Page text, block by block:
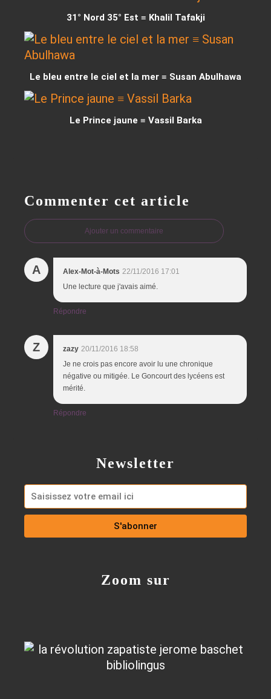
31° Nord 35° Est ≡ Khalil Tafakji
Le bleu entre le ciel et la mer ≡ Susan Abulhawa
Le Prince jaune ≡ Vassil Barka
Commenter cet article
Ajouter un commentaire
A Alex-Mot-à-Mots 22/11/2016 17:01
Une lecture que j'avais aimé.
Répondre
Z zazy 20/11/2016 18:58
Je ne crois pas encore avoir lu une chronique
négative ou mitigée. Le Goncourt des lycéens est
mérité.
Répondre
Newsletter
Zoom sur